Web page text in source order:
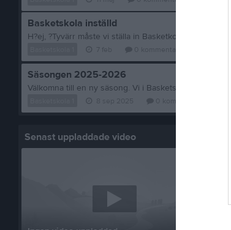
Basketskola inställd
Säsongen 2025-2026
Senast uppladdade video